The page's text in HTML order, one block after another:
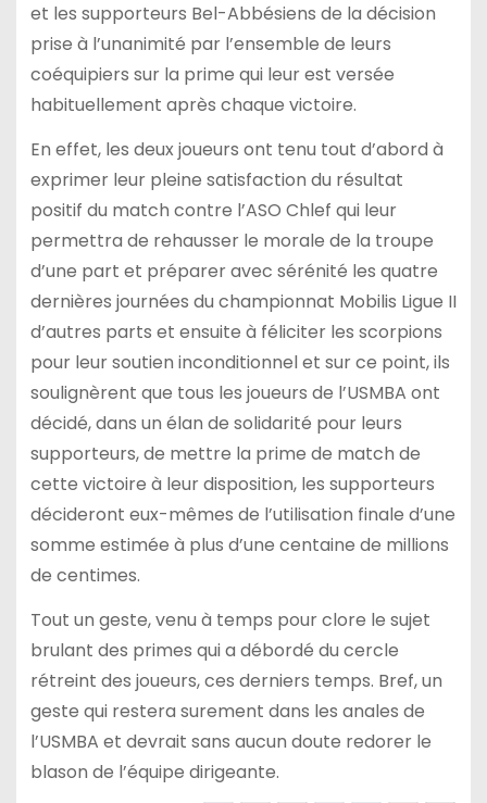
et les supporteurs Bel-Abbésiens de la décision
prise à l’unanimité par l’ensemble de leurs
coéquipiers sur la prime qui leur est versée
habituellement après chaque victoire.
En effet, les deux joueurs ont tenu tout d’abord à
exprimer leur pleine satisfaction du résultat
positif du match contre l’ASO Chlef qui leur
permettra de rehausser le morale de la troupe
d’une part et préparer avec sérénité les quatre
dernières journées du championnat Mobilis Ligue II
d’autres parts et ensuite à féliciter les scorpions
pour leur soutien inconditionnel et sur ce point, ils
soulignèrent que tous les joueurs de l’USMBA ont
décidé, dans un élan de solidarité pour leurs
supporteurs, de mettre la prime de match de
cette victoire à leur disposition, les supporteurs
décideront eux-mêmes de l’utilisation finale d’une
somme estimée à plus d’une centaine de millions
de centimes.
Tout un geste, venu à temps pour clore le sujet
brulant des primes qui a débordé du cercle
rétreint des joueurs, ces derniers temps. Bref, un
geste qui restera surement dans les anales de
l’USMBA et devrait sans aucun doute redorer le
blason de l’équipe dirigeante.